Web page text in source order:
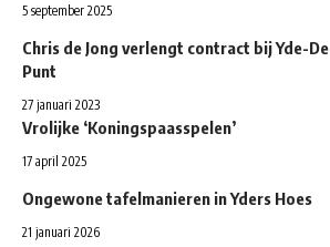
5 september 2025
Chris de Jong verlengt contract bij Yde-De
Punt
27 januari 2023
Vrolijke ‘Koningspaasspelen’
17 april 2025
Ongewone tafelmanieren in Yders Hoes
21 januari 2026